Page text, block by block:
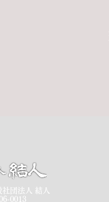
団法人 結人
0013